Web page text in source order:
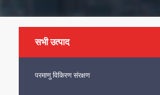
सभी उत्पाद
परमाणु विकिरण संरक्षण